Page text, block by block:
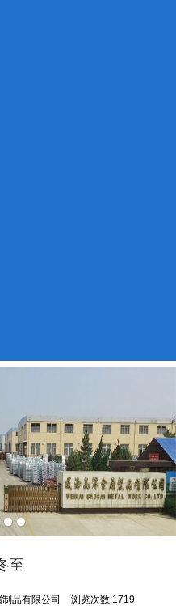
至
品有限公司 浏览次数:1719